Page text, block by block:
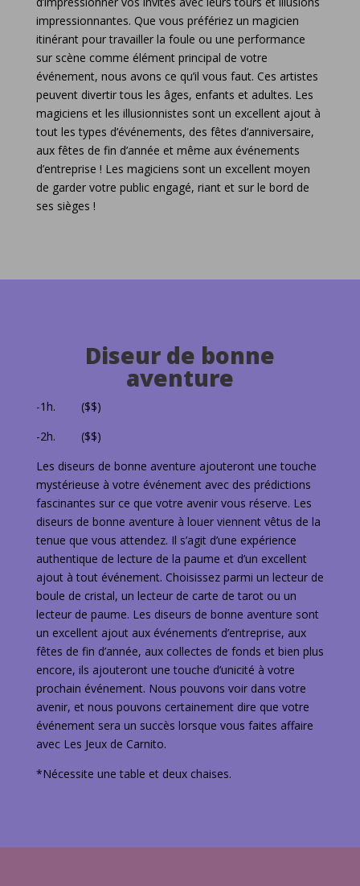
impressionnantes. Que vous préfériez un magicien
itinérant pour travailler la foule ou une performance
sur scène comme élément principal de votre
événement, nous avons ce qu’il vous faut. Ces artistes
peuvent divertir tous les âges, enfants et adultes. Les
magiciens et les illusionnistes sont un excellent ajout à
tout les types d’événements, des fêtes d’anniversaire,
aux fêtes de fin d’année et même aux événements
d’entreprise ! Les magiciens sont un excellent moyen
de garder votre public engagé, riant et sur le bord de
ses sièges !
Diseur de bonne
aventure
-1h. ($$)
-2h. ($$)
Les diseurs de bonne aventure ajouteront une touche
mystérieuse à votre événement avec des prédictions
fascinantes sur ce que votre avenir vous réserve. Les
diseurs de bonne aventure à louer viennent vêtus de la
tenue que vous attendez. Il s’agit d’une expérience
authentique de lecture de la paume et d’un excellent
ajout à tout événement. Choisissez parmi un lecteur de
boule de cristal, un lecteur de carte de tarot ou un
lecteur de paume. Les diseurs de bonne aventure sont
un excellent ajout aux événements d’entreprise, aux
fêtes de fin d’année, aux collectes de fonds et bien plus
encore, ils ajouteront une touche d’unicité à votre
prochain événement. Nous pouvons voir dans votre
avenir, et nous pouvons certainement dire que votre
événement sera un succès lorsque vous faites affaire
avec Les Jeux de Carnito.
*Nécessite une table et deux chaises.